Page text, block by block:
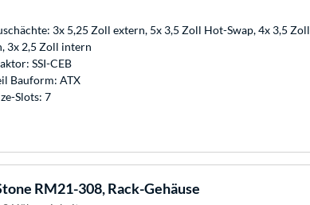
3x 5,25 Zoll extern, 5x 3,5 Zoll Hot-Swap, 4x 3,5 Zoll
3x 2,5 Zoll intern
SSI-CEB
Bauform: ATX
Slots: 7
RM21-308, Rack-Gehäuse